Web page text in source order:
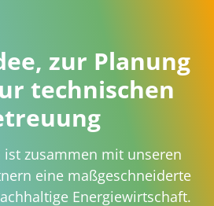
zur Planung
technischen
ist zusammen mit unseren
eine maßgeschneiderte
Energiewirtschaft.